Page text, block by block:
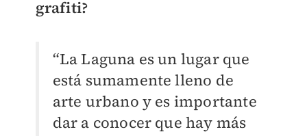
grafiti?
“La Laguna es un lugar que
está sumamente lleno de
arte urbano y es importante
dar a conocer que hay más